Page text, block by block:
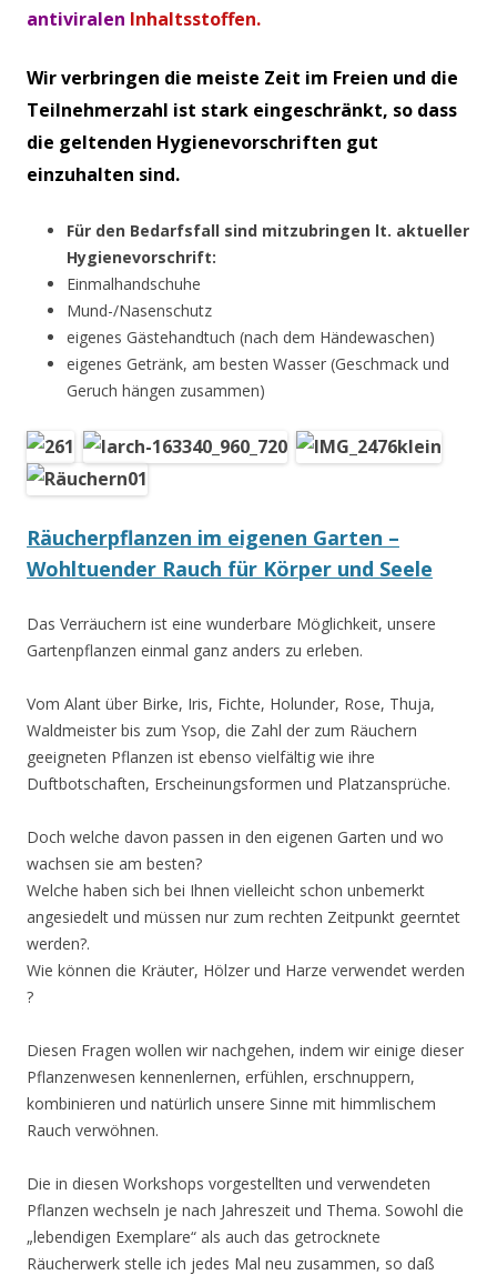
antiviralen Inhaltsstoffen.
Wir verbringen die meiste Zeit im Freien und die
Teilnehmerzahl ist stark eingeschränkt, so dass
die geltenden Hygienevorschriften gut
einzuhalten sind.
Für den Bedarfsfall sind mitzubringen lt. aktueller
Hygienevorschrift:
Einmalhandschuhe
Mund-/Nasenschutz
eigenes Gästehandtuch (nach dem Händewaschen)
eigenes Getränk, am besten Wasser (Geschmack und
Geruch hängen zusammen)
Räucherpflanzen im eigenen Garten –
Wohltuender Rauch für Körper und Seele
Das Verräuchern ist eine wunderbare Möglichkeit, unsere
Gartenpflanzen einmal ganz anders zu erleben.
Vom Alant über Birke, Iris, Fichte, Holunder, Rose, Thuja,
Waldmeister bis zum Ysop, die Zahl der zum Räuchern
geeigneten Pflanzen ist ebenso vielfältig wie ihre
Duftbotschaften, Erscheinungsformen und Platzansprüche.
Doch welche davon passen in den eigenen Garten und wo
wachsen sie am besten?
Welche haben sich bei Ihnen vielleicht schon unbemerkt
angesiedelt und müssen nur zum rechten Zeitpunkt geerntet
werden?.
Wie können die Kräuter, Hölzer und Harze verwendet werden
?
Diesen Fragen wollen wir nachgehen, indem wir einige dieser
Pflanzenwesen kennenlernen, erfühlen, erschnuppern,
kombinieren und natürlich unsere Sinne mit himmlischem
Rauch verwöhnen.
Die in diesen Workshops vorgestellten und verwendeten
Pflanzen wechseln je nach Jahreszeit und Thema. Sowohl die
„lebendigen Exemplare“ als auch das getrocknete
Räucherwerk stelle ich jedes Mal neu zusammen, so daß